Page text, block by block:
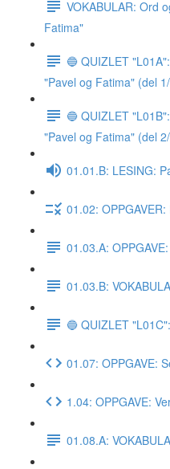
VOKABULAR: Ord
Fatima"
🔵 QUIZLET
"Pavel og Fatima" (del
🔵 QUIZLET
"Pavel og Fatima" (del
01.01.B: LESING:
01.02:
01.03.A:
01.03.B:
🔵 QUIZLET
01.07: OPPGAVE:
1.04: OPPGAVE:
01.08.A: